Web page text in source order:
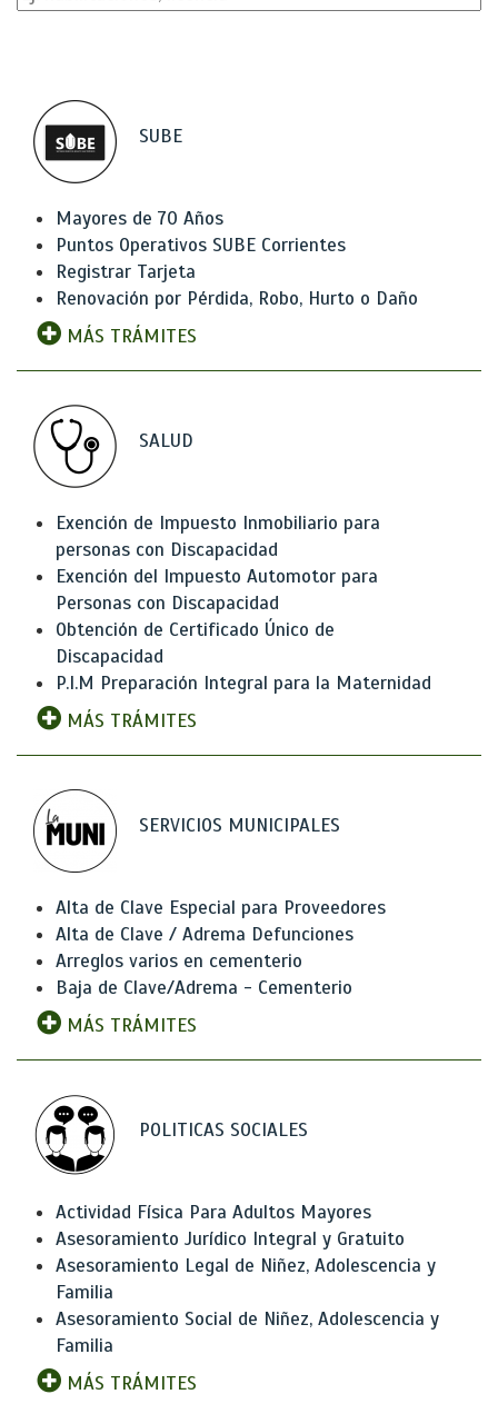
SUBE
Mayores de 70 Años
Puntos Operativos SUBE Corrientes
Registrar Tarjeta
Renovación por Pérdida, Robo, Hurto o Daño
MÁS TRÁMITES
SALUD
Exención de Impuesto Inmobiliario para
personas con Discapacidad
Exención del Impuesto Automotor para
Personas con Discapacidad
Obtención de Certificado Único de
Discapacidad
P.I.M Preparación Integral para la Maternidad
MÁS TRÁMITES
SERVICIOS MUNICIPALES
Alta de Clave Especial para Proveedores
Alta de Clave / Adrema Defunciones
Arreglos varios en cementerio
Baja de Clave/Adrema - Cementerio
MÁS TRÁMITES
POLITICAS SOCIALES
Actividad Física Para Adultos Mayores
Asesoramiento Jurídico Integral y Gratuito
Asesoramiento Legal de Niñez, Adolescencia y
Familia
Asesoramiento Social de Niñez, Adolescencia y
Familia
MÁS TRÁMITES